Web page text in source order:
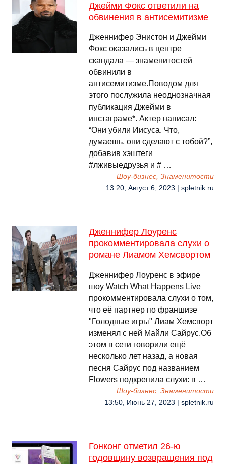
Джейми Фокс ответили на
обвинения в антисемитизме
Дженнифер Энистон и Джейми
Фокс оказались в центре
скандала — знаменитостей
обвинили в
антисемитизме.Поводом для
этого послужила неоднозначная
публикация Джейми в
инстаграме*. Актер написал:
“Они убили Иисуса. Что,
думаешь, они сделают с тобой?”,
добавив хэштеги
#лживыедрузья и # …
Шоу-бизнес, Знаменитости
13:20, Август 6, 2023 | spletnik.ru
Дженнифер Лоуренс
прокомментировала слухи о
романе Лиамом Хемсвортом
Дженнифер Лоуренс в эфире
шоу Watch What Happens Live
прокомментировала слухи о том,
что её партнер по франшизе
"Голодные игры" Лиам Хемсворт
изменял с ней Майли Сайрус.Об
этом в сети говорили ещё
несколько лет назад, а новая
песня Сайрус под названием
Flowers подкрепила слухи: в …
Шоу-бизнес, Знаменитости
13:50, Июнь 27, 2023 | spletnik.ru
Гонконг отметил 26-ю
годовщину возвращения под